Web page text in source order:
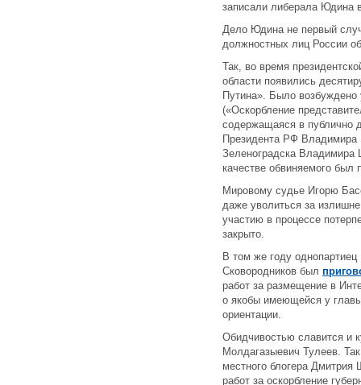
записали либерала Юдина
Дело Юдина не первый
должностных лиц России
Так, во время
области появились
Путина». Было
(«Оскорбление
содержащаяся в публично
Президента РФ Владимира
Зеленоградска Владимира
качестве обвиняемого
Мировому судье Игорю
даже уволиться за
участию в процессе
закрыто.
В том же году однопартиец
Сковородников был
работ за размещение в
о якобы имеющейся у главы
ориентации.
Обидчивостью славится и
Молдагазыевич Тулеев.
местного блогера
работ за оскорбление